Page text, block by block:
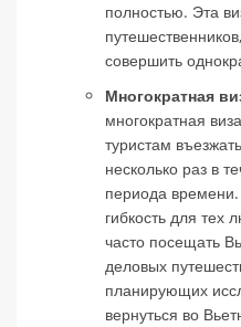
полностью. Эта
совершить
Многократная
многократная
туристам
несколько раз в
периода
гибкость для тех
часто посещать
деловых
планирующих
вернуться во